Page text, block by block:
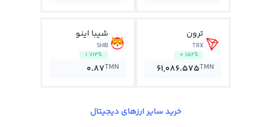
ترون
TRX
0.152%
61,086.575TMN
شیبا اینو
SHIB
1.714%
0.87TMN
خرید سایر ارزهای دیجیتال